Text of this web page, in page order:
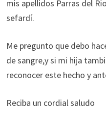
mis apellidos Parras del
sefardí.
Me pregunto que debo
de sangre,y si mi hija
reconocer este hecho y
Reciba un cordial saludo